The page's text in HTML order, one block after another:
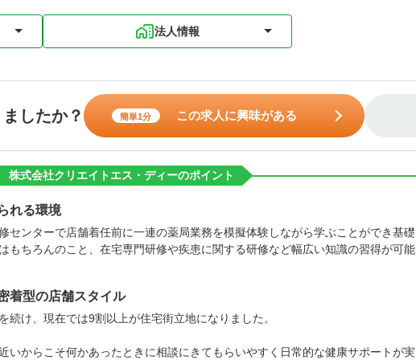
法人情報
したか？ 簡単1分 この求人に興味がある
式会社クリエイトエス・ディーのポイント
れる環境
センターで店舗着任前に一連の薬局業務を模擬体験しながら学ぶことができ基礎
もちろんのこと、在宅専門研修や疾患に関する研修など幅広い知識の習得が可能
着型の店舗スタイル
続け、現在では9割以上が住宅街立地になりました。
いからこそ何かあったときに相談にきてもらいやすく日常的な健康サポートが実